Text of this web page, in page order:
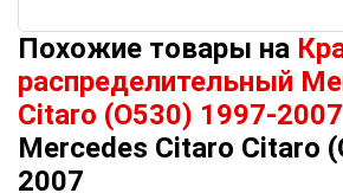
Похожие товары на
распределительный
Citaro (O530) 1997-2007
Mercedes Citaro Citaro
2007